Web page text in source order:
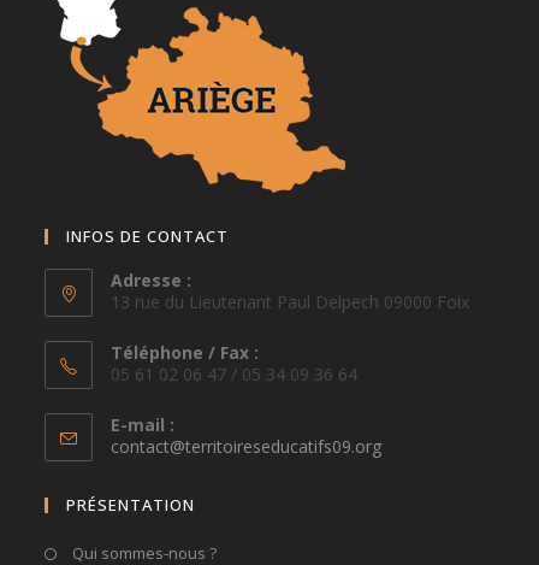
INFOS DE CONTACT
Adresse :
13 rue du Lieutenant Paul Delpech 09000 Foix
Téléphone / Fax :
05 61 02 06 47 / 05 34 09 36 64
E-mail :
contact@territoireseducatifs09.orgS’ouvre
PRÉSENTATION
Qui sommes-nous ?